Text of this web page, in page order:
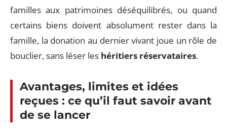
familles aux patrimoines déséquilibrés, ou quand
certains biens doivent absolument rester dans la
famille, la donation au dernier vivant joue un rôle de
bouclier, sans léser les héritiers réservataires.
Avantages, limites et idées
reçues : ce qu’il faut savoir avant
de se lancer